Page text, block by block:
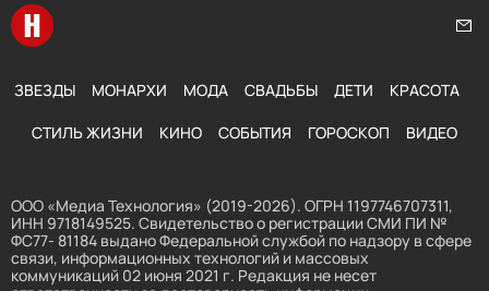
Перейти на главную
ЗВЕЗДЫ МОНАРХИ МОДА СВАДЬБЫ ДЕТИ КРАСОТА
СТИЛЬ ЖИЗНИ КИНО СОБЫТИЯ ГОРОСКОП ВИДЕО
ООО «Медиа Технология» (2019-2026). ОГРН 1197746707311,
ИНН 9718149525. Свидетельство о регистрации СМИ ПИ №
ФС77- 81184 выдано Федеральной службой по надзору в сфере
связи, информационных технологий и массовых
коммуникаций 02 июня 2021 г. Редакция не несет